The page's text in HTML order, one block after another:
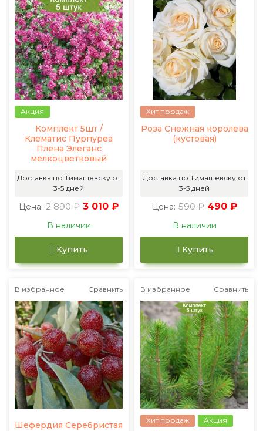
Акция
Комплект 5шт /
Клематис Пурпуреа
Плена Элеганс
мелкоцветковый
Доставка по Тимашевску от
3-5 дней
Цена: 2 890 ₽ 3 010 ₽
В наличии
Купить
Хит продаж
Роза Снежная королева
(кустовая)
Доставка по Тимашевску от
3-5 дней
Цена: 590 ₽ 490 ₽
В наличии
Купить
В избранное Сравнить
Шефердия Серебристая
В избранное Сравнить
Хит продаж Акция